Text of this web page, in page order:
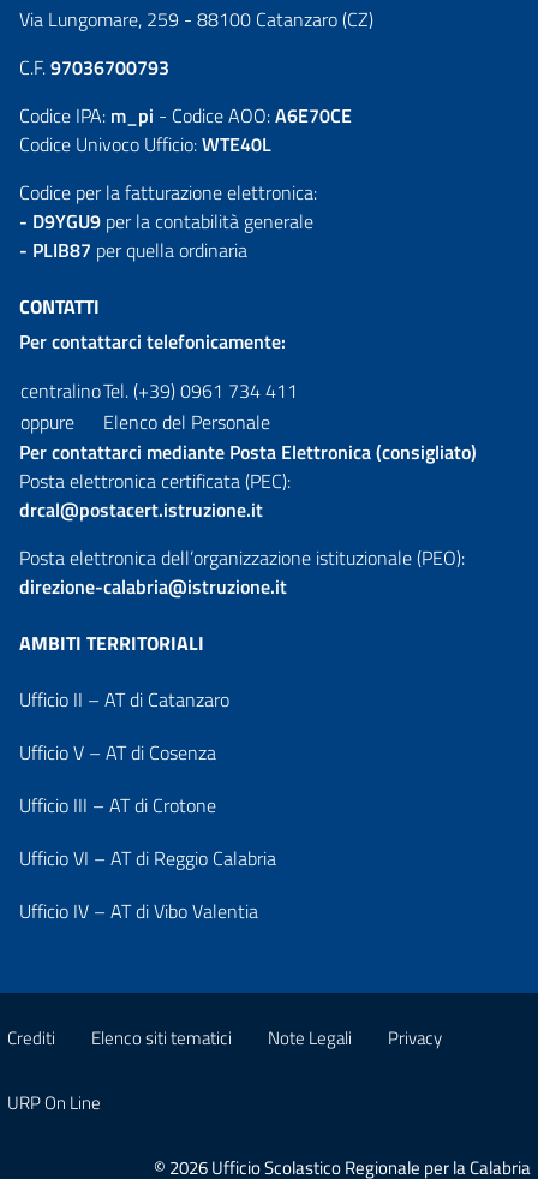
Via Lungomare, 259 - 88100 Catanzaro (CZ)
C.F.97036700793
Codice IPA: m_pi - Codice AOO:A6E70CE
Codice Univoco Ufficio:WTE40L
Codice per la fatturazione elettronica:
- D9YGU9 per la contabilità generale
- PLIB87 per quella ordinaria
CONTATTI
Per contattarci telefonicamente:
centralinoTel. (+39) 0961 734 411
oppure
Elenco del Personale
Per contattarci mediante Posta Elettronica (consigliato)
Posta elettronica certificata (PEC):
drcal@postacert.istruzione.it
Posta elettronica dell’organizzazione istituzionale (PEO):
direzione-calabria@istruzione.it
AMBITI TERRITORIALI
Ufficio II – AT di Catanzaro
Ufficio V – AT di Cosenza
Ufficio III – AT di Crotone
Ufficio VI – AT di Reggio Calabria
Ufficio IV – AT di Vibo Valentia
Crediti Elenco siti tematici Note Legali Privacy
URP On Line
© 2026 Ufficio Scolastico Regionale per la Calabria